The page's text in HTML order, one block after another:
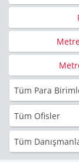
Tüm Para
Tüm Ofisler
Tüm